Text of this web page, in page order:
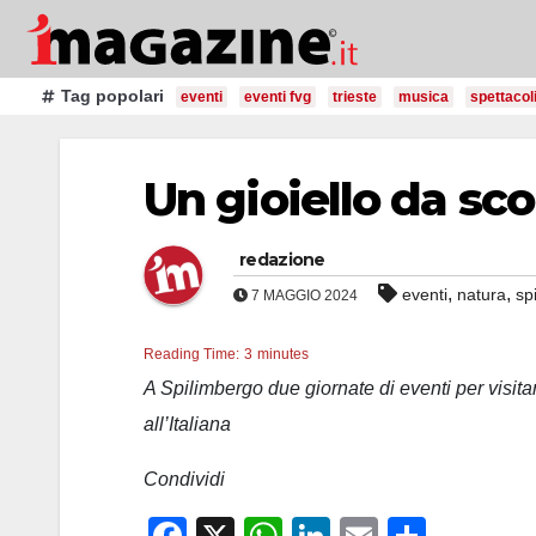
Salta
contenutoTag popolari eventi eventi fvg trieste musica spettacoli
Un gioiello da
redazione
7 MAGGIO 2024 eventi, natura,
Reading Time: 3 minutes
A Spilimbergo due giornate di eventi per
all’Italiana
Condividi